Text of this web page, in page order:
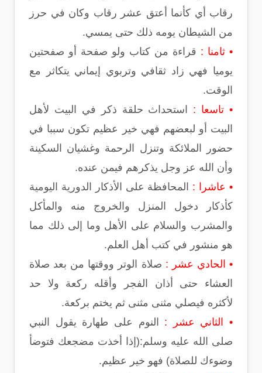
رقاب أي كأنما أعتق عشر رقاب وكان في حرز
من الشيطان يومه ذلك حتى يمسي.
• ثامنا : قراءة من كتاب ولو صفحة أو صفحتين
يوميا فهي زاد ثقافي وتربوي إيماني يتكاثر مع
الوقت.
• تاسعا : استحداث حلقة ذكر في البيت لأهل
البيت أو لبعضهم فهي خير عظيم تكون سببا في
حضور الملائكة وتنزل الرحمة وغشيان السكينة
وأن الله عز وجل يذكرهم فيمن عنده.
• عاشرا :
المحافظة على الأذكار الدورية اليومية
كأذكار دخول المنزل والخروج منه والمأكل
والمشرب والسلام على الأهل وما إلى ذلك مما
هو منشور في كتب أهل العلم.
• الحادي عشر : صلاة الوتر ووقتها من بعد صلاة
العشاء حتى أذان الفجر وأقله ركعة ولا حد
لأكثره فيصلي مثنى مثنى ثم يختم بركعة.
• الثاني عشر : النوم على طهارة يقول النبي
صلى الله عليه وسلم:(إذا أخذت مضجعك فتوضأ
وضوءك للصلاة) فهو خير عظيم.